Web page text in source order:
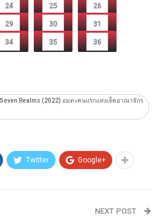
24 25 26
29 30 31
34 35 36
Realms (2022) อมตะคนแรกแห่งเจ็ดอาณาจักร
Twitter Google+
NEXT POST